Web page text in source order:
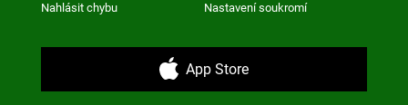
Nahlásit chybu Nastavení soukromí
App Store